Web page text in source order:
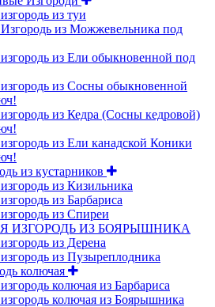
из туи
из Можжевельника под
из Ели обыкновенной под
из Сосны обыкновенной
из Кедра (Сосны кедровой)
из Ели канадской Коники
из кустарников
из Кизильника
из Барбариса
из Спиреи
ИЗГОРОДЬ ИЗ БОЯРЫШНИКА
из Дерена
из Пузыреплодника
колючая
колючая из Барбариса
колючая из Боярышника